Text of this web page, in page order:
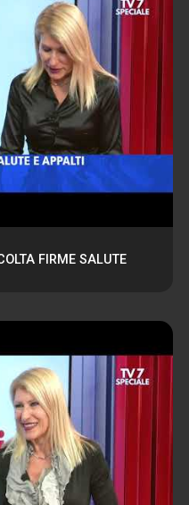
FIRME SALUTE